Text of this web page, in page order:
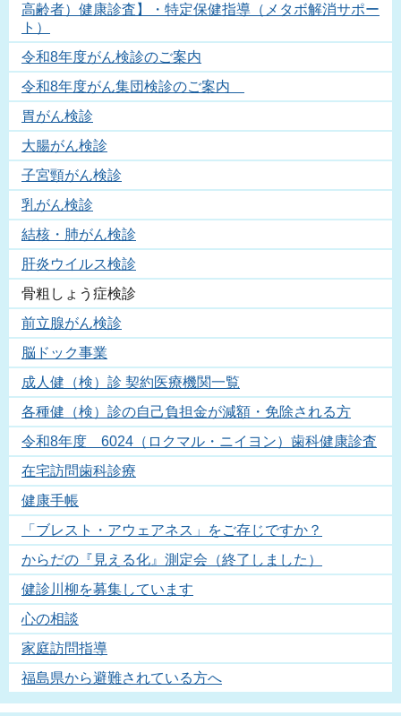
高齢者）健康診査】・特定保健指導（メタボ解消サポー
ト）
令和8年度がん検診のご案内
令和8年度がん集団検診のご案内
胃がん検診
大腸がん検診
子宮頸がん検診
乳がん検診
結核・肺がん検診
肝炎ウイルス検診
骨粗しょう症検診
前立腺がん検診
脳ドック事業
成人健（検）診 契約医療機関一覧
各種健（検）診の自己負担金が減額・免除される方
令和8年度 6024（ロクマル・ニイヨン）歯科健康診査
在宅訪問歯科診療
健康手帳
「ブレスト・アウェアネス」をご存じですか？
からだの『見える化』測定会（終了しました）
健診川柳を募集しています
心の相談
家庭訪問指導
福島県から避難されている方へ